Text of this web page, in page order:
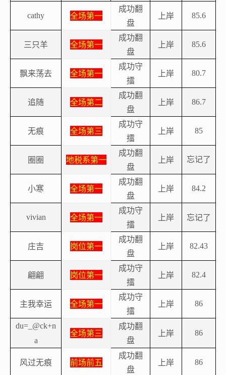
cathy 全场第一
成功翻
盘
上岸 85.6
三只羊 全场第一
成功翻
盘
上岸 85.6
飘来荡去 全场第一
成功守
擂
上岸 80.7
追随 全场第二
成功翻
盘
上岸 86.7
无痕 全场第三
成功守
擂
上岸 85
圈圈 地税系第一
成功翻
盘
上岸 忘记了
小寒 全场第一
成功翻
盘
上岸 84.2
vivian 全场第一
成功守
擂
上岸 忘记了
庄吉 岗位第一
成功翻
盘
上岸 82.43
翩翩 岗位第一
成功守
擂
上岸 82.4
主我幸运 全场第一
成功守
擂
上岸 86
du=_@ck+n
a
全场第三
成功翻
盘
上岸 86
风过无痕 前场前五
成功翻
盘
上岸 86